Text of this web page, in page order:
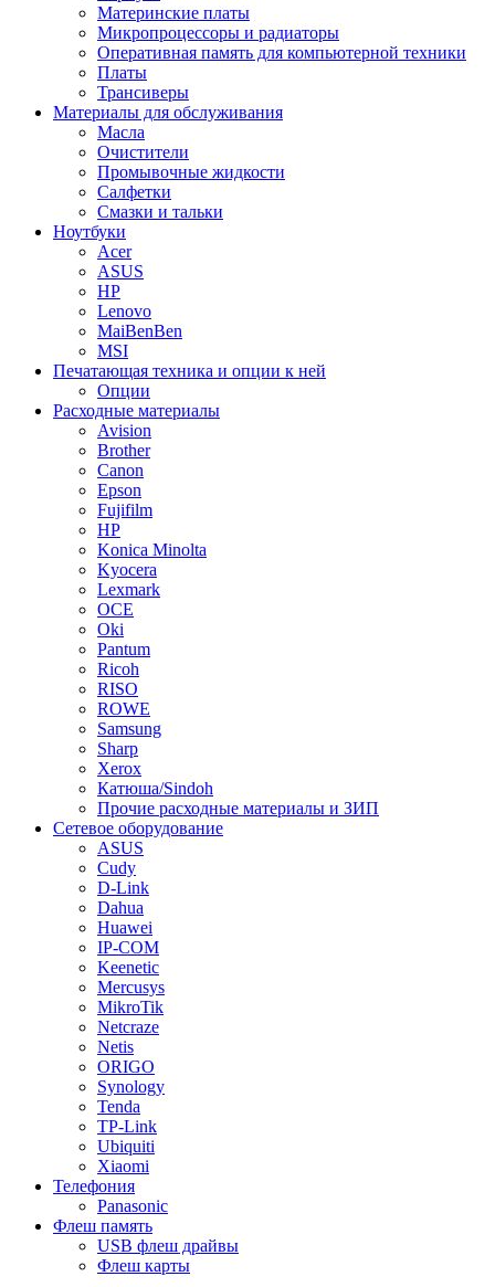
Материнские платы
Микропроцессоры и радиаторы
Оперативная память для компьютерной техники
Платы
Трансиверы
Материалы для обслуживания
Масла
Очистители
Промывочные жидкости
Салфетки
Смазки и тальки
Ноутбуки
Acer
ASUS
HP
Lenovo
MaiBenBen
MSI
Печатающая техника и опции к ней
Опции
Расходные материалы
Avision
Brother
Canon
Epson
Fujifilm
HP
Konica Minolta
Kyocera
Lexmark
OCE
Oki
Pantum
Ricoh
RISO
ROWE
Samsung
Sharp
Xerox
Катюша/Sindoh
Прочие расходные материалы и ЗИП
Сетевое оборудование
ASUS
Cudy
D-Link
Dahua
Huawei
IP-COM
Keenetic
Mercusys
MikroTik
Netcraze
Netis
ORIGO
Synology
Tenda
TP-Link
Ubiquiti
Xiaomi
Телефония
Panasonic
Флеш память
USB флеш драйвы
Флеш карты